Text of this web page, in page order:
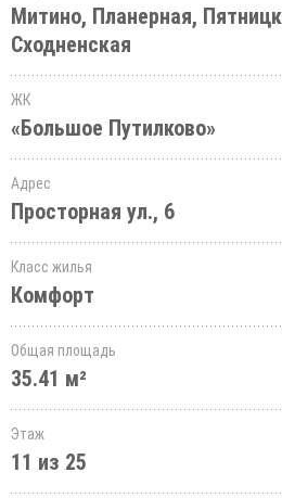
Митино, Планерная,
Сходненская
ЖК
«Большое Путилково»
Адрес
Просторная ул., 6
Класс жилья
Комфорт
Общая площадь
35.41 м²
Этаж
11 из 25